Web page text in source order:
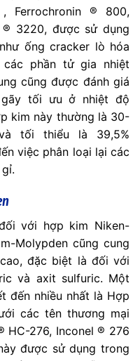
Ferrochronin ® 800,
3220, được sử dụng
ống cracker lò hóa
phần tử gia nhiệt
cũng được đánh giá
tối ưu ở nhiệt độ
kim này thường là 30-
tối thiểu là 39,5%
việc phân loại lại các
với hợp kim Niken-
Molypden cũng cung
đặc biệt là đối với
và axit sulfuric. Một
đến nhiều nhất là Hợp
các tên thương mại
HC-276, Inconel ® 276
được sử dụng trong